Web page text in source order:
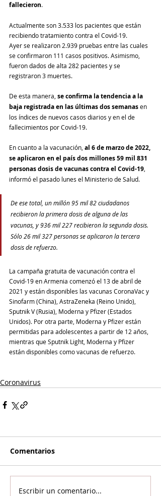
fallecieron.
Actualmente son 3.533 los pacientes que están
recibiendo tratamiento contra el Covid-19.
Ayer se realizaron 2.939 pruebas entre las cuales
se confirmaron 111 casos positivos. Asimismo,
fueron dados de alta 282 pacientes y se
registraron 3 muertes.
De esta manera, se confirma la tendencia a la
baja registrada en las últimas dos semanas en
los índices de nuevos casos diarios y en el de
fallecimientos por Covid-19.
En cuanto a la vacunación, al 6 de marzo de 2022,
se aplicaron en el país dos millones 59 mil 831
personas dosis de vacunas contra el Covid-19
informó el pasado lunes el Ministerio de Salud.
De ese total, un millón 95 mil 82 ciudadanos
recibieron la primera dosis de alguna de las
vacunas, y 936 mil 227 recibieron la segunda dosis.
Sólo 26 mil 327 personas se aplicaron la tercera
dosis de refuerzo.
La campaña gratuita de vacunación contra el
Covid-19 en Armenia comenzó el 13 de abril de
2021 y están disponibles las vacunas CoronaVac y
Sinofarm (China), AstraZeneka (Reino Unido),
Sputnik V (Rusia), Moderna y Pfizer (Estados
Unidos). Por otra parte, Moderna y Pfizer están
permitidas para adolescentes a partir de 12 años,
mientras que Sputnik Light, Moderna y Pfizer
están disponibles como vacunas de refuerzo.
Coronavirus
Comentarios
Escribir un comentario...